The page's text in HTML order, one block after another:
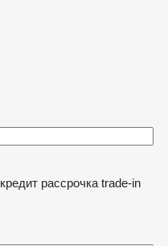
кредит рассрочка trade-in